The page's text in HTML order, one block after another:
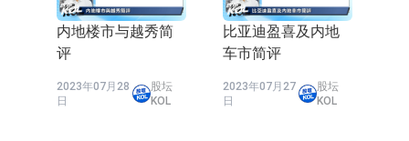
内地楼市与越秀简
评
2023年07月28
日
股坛
KOL
比亚迪盈喜及内地
车市简评
2023年07月27
日
股坛
KOL